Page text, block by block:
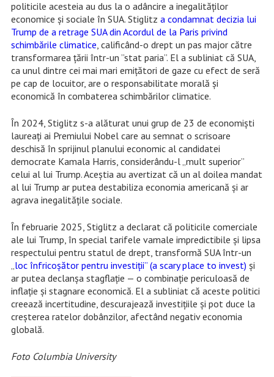
politicile acesteia au dus la o adâncire a inegalităților
economice și sociale în SUA. Stiglitz a condamnat decizia lui
Trump de a retrage SUA din Acordul de la Paris privind
schimbările climatice , calificând-o drept un pas major către
transformarea țării într-un ”stat paria”. El a subliniat că SUA,
ca unul dintre cei mai mari emițători de gaze cu efect de seră
pe cap de locuitor, are o responsabilitate morală și
economică în combaterea schimbărilor climatice. ​
În 2024, Stiglitz s-a alăturat unui grup de 23 de economiști
laureați ai Premiului Nobel care au semnat o scrisoare
deschisă în sprijinul planului economic al candidatei
democrate Kamala Harris, considerându-l „mult superior”
celui al lui Trump. Aceștia au avertizat că un al doilea mandat
al lui Trump ar putea destabiliza economia americană și ar
agrava inegalitățile sociale. ​
În februarie 2025, Stiglitz a declarat că politicile comerciale
ale lui Trump, în special tarifele vamale impredictibile și lipsa
respectului pentru statul de drept, transformă SUA într-un
loc înfricoșător pentru investiții” (a scary place to invest) și
ar putea declanșa stagflație — o combinație periculoasă de
inflație și stagnare economică. El a subliniat că aceste politici
creează incertitudine, descurajează investițiile și pot duce la
creșterea ratelor dobânzilor, afectând negativ economia
globală. ​
Foto Columbia University